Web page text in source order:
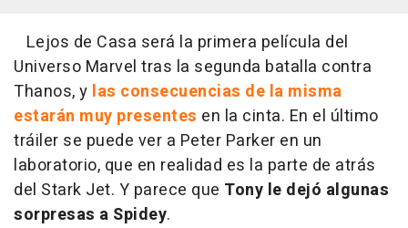
Lejos de Casa será la primera película del
Universo Marvel tras la segunda batalla contra
Thanos, y las consecuencias de la misma
estarán muy presentes en la cinta. En el último
tráiler se puede ver a Peter Parker en un
laboratorio, que en realidad es la parte de atrás
del Stark Jet. Y parece que Tony le dejó algunas
sorpresas a Spidey.